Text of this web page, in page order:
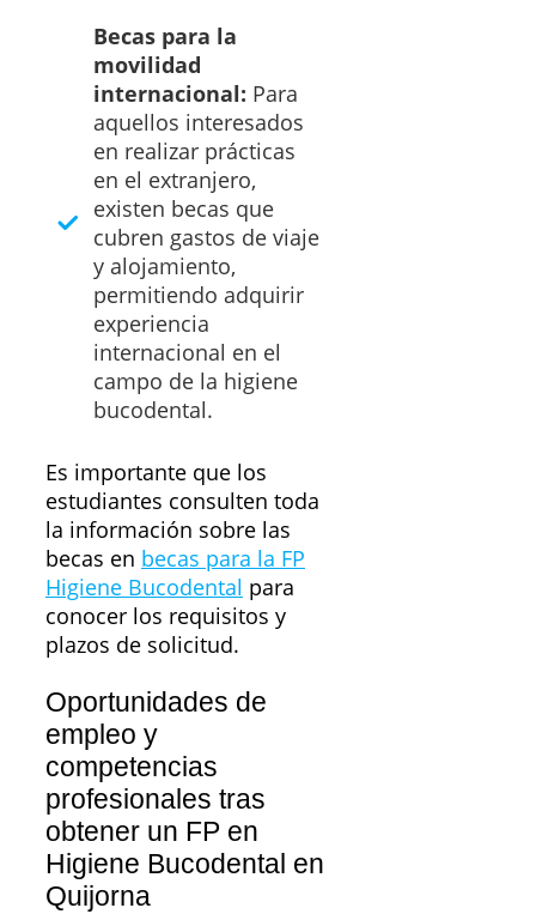
Becas para la
movilidad
internacional: Para
aquellos interesados
en realizar prácticas
en el extranjero,
existen becas que
cubren gastos de viaje
y alojamiento,
permitiendo adquirir
experiencia
internacional en el
campo de la higiene
bucodental.
Es importante que los
estudiantes consulten toda
la información sobre las
becas en becas para la FP
Higiene Bucodental para
conocer los requisitos y
plazos de solicitud.
Oportunidades de
empleo y
competencias
profesionales tras
obtener un FP en
Higiene Bucodental en
Quijorna